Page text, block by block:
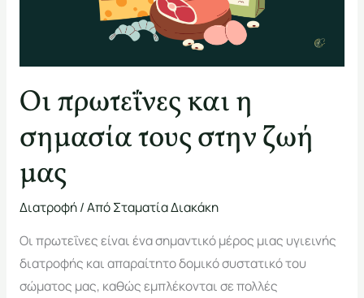
Οι πρωτεΐνες και η
σημασία τους στην ζωή
μας
Διατροφή/ ΑπόΣταματία Διακάκη
Οι πρωτεΐνες είναι ένα σημαντικό μέρος μιας υγιεινής
διατροφής και απαραίτητο δομικό συστατικό του
σώματος μας, καθώς εμπλέκονται σε πολλές
μας